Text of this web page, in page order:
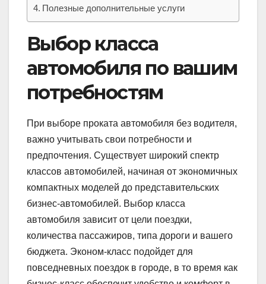
Полезные дополнительные услуги
Выбор класса
автомобиля по вашим
потребностям
При выборе проката автомобиля без водителя,
важно учитывать свои потребности и
предпочтения. Существует широкий спектр
классов автомобилей, начиная от экономичных
компактных моделей до представительских
бизнес-автомобилей. Выбор класса
автомобиля зависит от цели поездки,
количества пассажиров, типа дороги и вашего
бюджета. Эконом-класс подойдет для
повседневных поездок в городе, в то время как